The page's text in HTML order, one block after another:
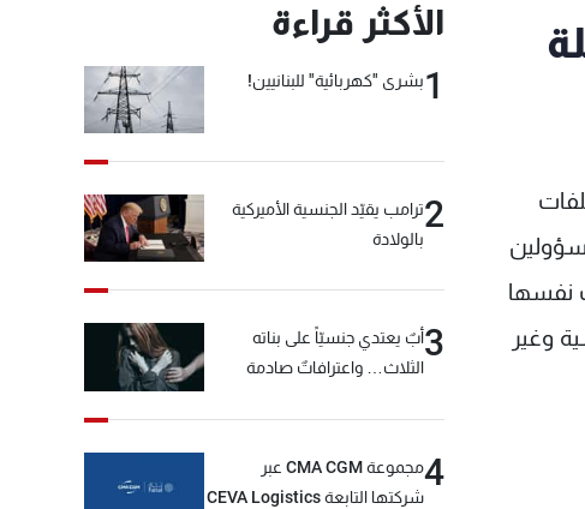
نفسها
وغير
الأكثر قراءة
1بشرى "كهربائية" للبنانيين!
2ترامب يقيّد الجنسية الأميركية
بالولادة
3أبٌ يعتدي جنسيّاً على بناته
الثلاث… واعترافاتٌ صادمة
4
مجموعة CMA CGM عبر
شركتها التابعة CEVA Logistics